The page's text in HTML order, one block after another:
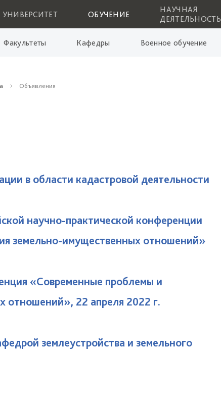
УНИВЕРСИТЕТ ОБУЧЕНИЕ
НАУЧНАЯ
ДЕЯТЕЛЬНОСТЬ
Факультеты Кафедры Военное обучение
Объявления
в области кадастровой деятельности
научно-практической конференции
земельно-имущественных отношений»
«Современные проблемы и
отношений», 22 апреля 2022 г.
землеустройства и земельного